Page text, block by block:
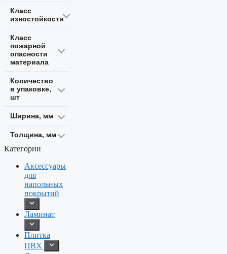
Класс
изностойкости
Класс
пожарной
опасности
материала
Количество
в упаковке,
шт
Ширина, мм
Толщина, мм
Категории
Аксессуары
для
напольных
покрытий
Ламинат
Плитка
ПВХ